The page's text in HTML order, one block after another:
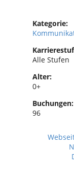
Kategorie:
Alle Stufen
Alter:
0+
Buchungen:
96